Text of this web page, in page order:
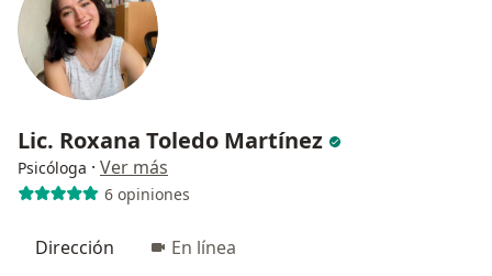
Lic. Roxana Toledo Martínez
Psicóloga · Ver más
6 opiniones
Dirección En línea